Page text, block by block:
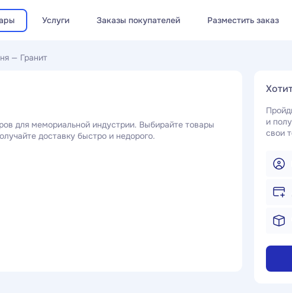
Услуги Заказы покупателей Разместить заказ
— Гранит
для мемориальной индустрии. Выбирайте товары
доставку быстро и недорого.
и
свои